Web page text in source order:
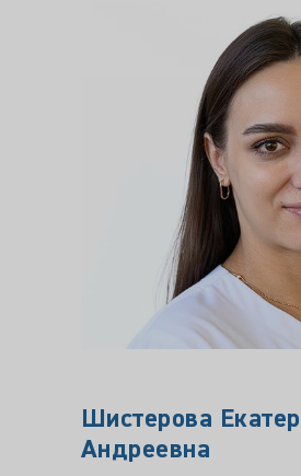
Шистерова
Андреевна